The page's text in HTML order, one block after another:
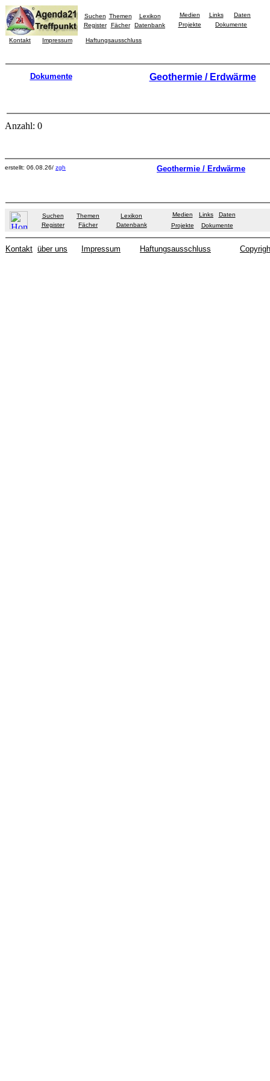
Suchen Themen
Lexikon
Register
Fächer Datenbank
Medien Links
Daten
Projekte
Dokumente
Kontakt Impressum Haftungsausschluss
Dokumente Geothermie / Erdwärme
Anzahl: 0
erstellt: 06.08.26/ zgh Geothermie / Erdwärme
Suchen Themen
Lexikon
Register
Fächer Datenbank
Medien Links
Daten
Projekte
Dokumente
Kontakt über uns Impressum Haftungsausschluss